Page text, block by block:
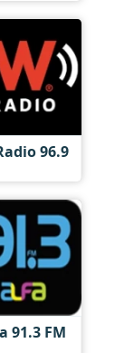
96.9
91.3 FM